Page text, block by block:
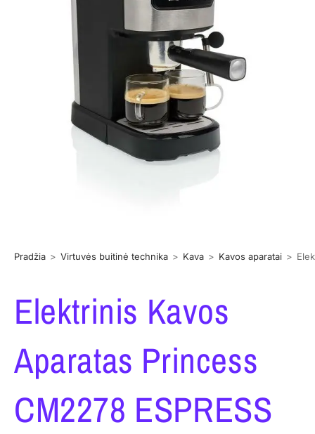
Pradžia > Virtuvės buitinė technika > Kava > Kavos aparatai >
Elektrinis Kavos
Aparatas Princess
CM2278 ESPRESS